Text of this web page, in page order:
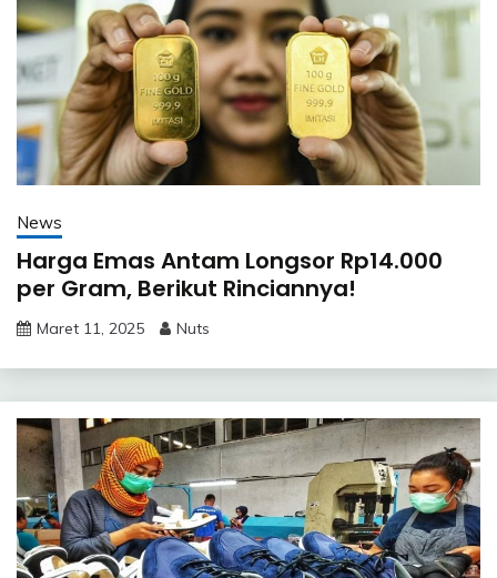
News
Harga Emas Antam Longsor Rp14.000
per Gram, Berikut Rinciannya!
Maret 11, 2025 Nuts